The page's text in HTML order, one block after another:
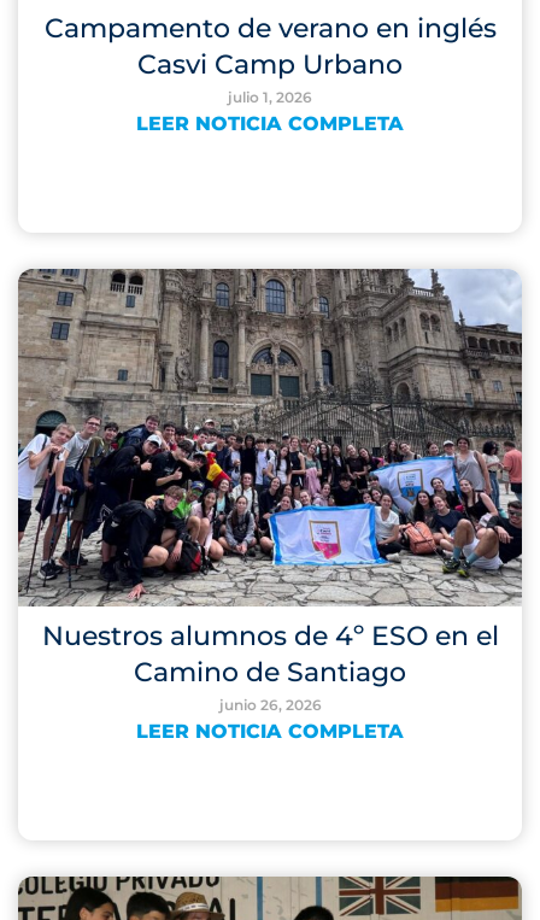
Campamento de verano en inglés
Casvi Camp Urbano
julio 1, 2026
LEER NOTICIA COMPLETA
Nuestros alumnos de 4º ESO en el
Camino de Santiago
junio 26, 2026
LEER NOTICIA COMPLETA